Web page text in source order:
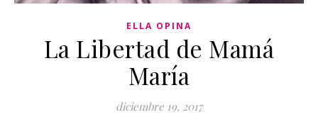
ELLA OPINA
La Libertad de Mamá
María
diciembre 19, 2017